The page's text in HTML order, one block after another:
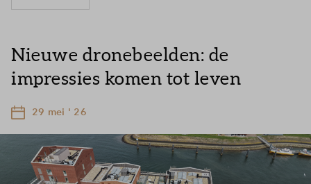
Nieuwe dronebeelden: de
impressies komen tot leven
29 mei ' 26